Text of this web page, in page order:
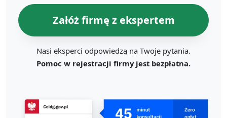
Załóż firmę z ekspertem
Nasi eksperci odpowiedzą na Twoje pytania.
Pomoc w rejestracji firmy jest bezpłatna.